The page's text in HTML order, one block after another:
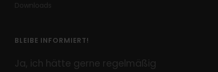
Downloads
BLEIBE INFORMIERT!
Ja, ich hätte gerne regelmäßig